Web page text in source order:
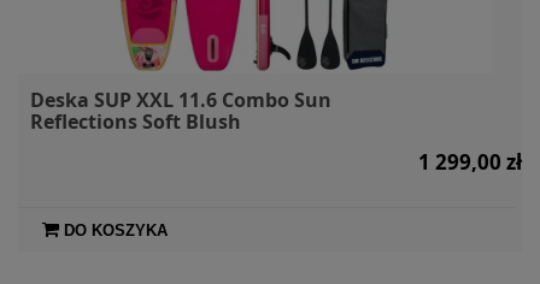
Deska SUP XXL 11.6 Combo Sun
Reflections Soft Blush
1 299,00 zł
DO KOSZYKA